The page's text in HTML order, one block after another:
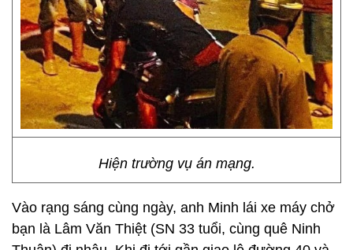
Hiện trường vụ án mạng.
Vào rạng sáng cùng ngày, anh Minh lái xe máy chở
bạn là Lâm Văn Thiệt (SN 33 tuổi, cùng quê Ninh